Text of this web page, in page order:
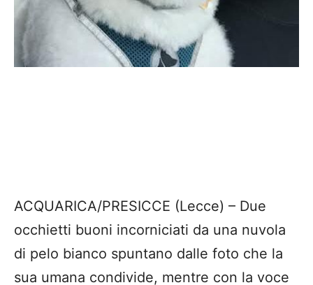
ACQUARICA/PRESICCE (Lecce) – Due
occhietti buoni incorniciati da una nuvola
di pelo bianco spuntano dalle foto che la
sua umana condivide, mentre con la voce